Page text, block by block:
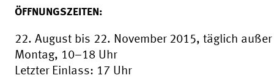
ÖFFNUNGSZEITEN:
22. August bis 22. November 2015, täglich außer
Montag, 10–18 Uhr
Letzter Einlass: 17 Uhr